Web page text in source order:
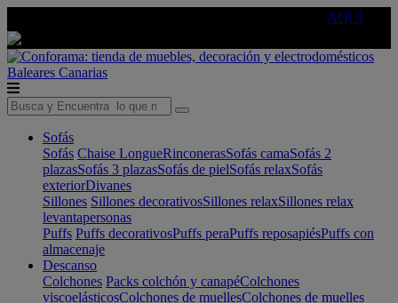
AQUÍ
Baleares Canarias
Sofás
Sofás Chaise LongueRinconerasSofás camaSofás 2
plazasSofás 3 plazasSofás de pielSofás relaxSofás
exteriorDivanes
Sillones Sillones decorativosSillones relaxSillones relax
levantapersonas
Puffs Puffs decorativosPuffs peraPuffs reposapiésPuffs con
almacenaje
Descanso
Colchones Packs colchón y canapéColchones
viscoelásticosColchones de muellesColchones de muelles